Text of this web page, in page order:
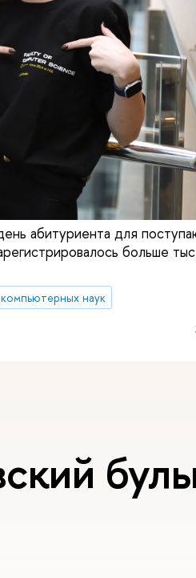
абитуриента для
больше
наук